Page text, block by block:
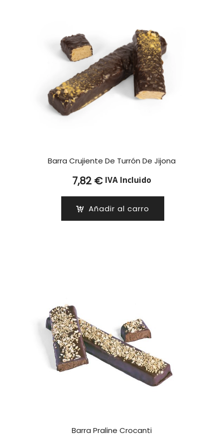
Barra Crujiente De Turrón De Jijona
7,82 € IVA Incluido
Añadir al carro
Barra Praline Crocanti